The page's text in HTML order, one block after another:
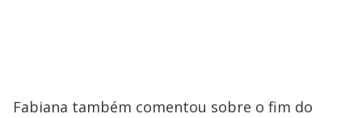
Fabiana também comentou sobre o fim do